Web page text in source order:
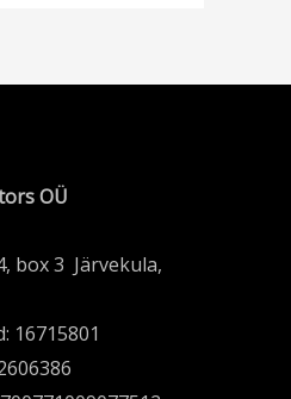
OÜ
box 3 Järvekula,
16715801